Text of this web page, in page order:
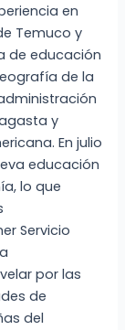
en
Temuco y
de educación
de la
y
En julio
educación
lo que
Servicio
por las
de
del